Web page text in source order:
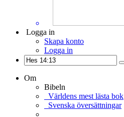
Logga in
Skapa konto
Logga in
Om
Bibeln
Världens mest lästa bok
Svenska översättningar